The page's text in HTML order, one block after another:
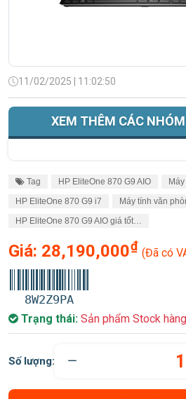
11/02/2025 | 11:02:50
XEM THÊM CÁC
Tag HP EliteOne 870 G9 AIO
HP EliteOne 870 G9 i7
Máy tính văn
HP EliteOne 870 G9 AIO giá tốt…
Giá: 28,190,000₫ (Đã có
8W2Z9PA
Trạng thái: Sản phẩm Stock
Số lượng: